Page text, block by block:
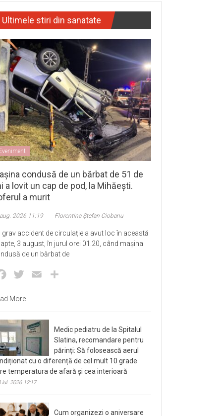
Ultimele stiri din sanatate
condusă de un bărbat de 51 de
a lovit un cap de pod, la Mihăești.
a murit
2026 11:19 Florentina Ștefan Ciobanu
grav accident de circulație a avut loc în această
3 august, în jurul orei 01.20, când mașina
de un bărbat de
Facebook
Twitter Email
More
Medic pediatru de la Spitalul
Slatina, recomandare pentru
părinți: Să folosească aerul
cu o diferență de cel mult 10 grade
temperatura de afară și cea interioară
iul. 2026 12:17
Cum organizezi o aniversare